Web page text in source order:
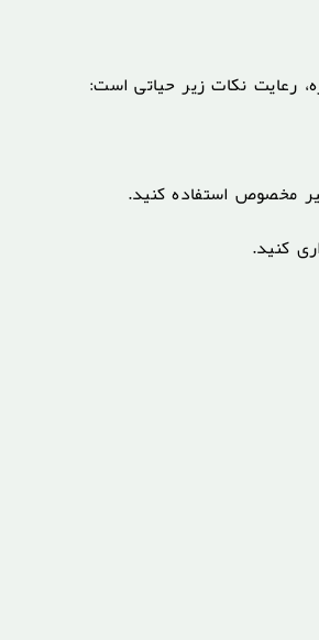
مخصوص استفاده کنید.
کنید.